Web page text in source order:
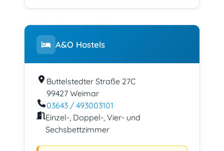
A&O Hostels
Buttelstedter Straße 27C
99427 Weimar
03643 / 493003101
Einzel-, Doppel-, Vier- und
Sechsbettzimmer